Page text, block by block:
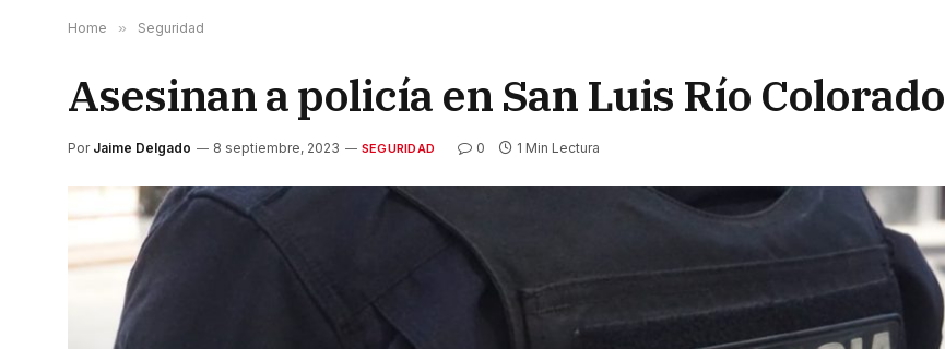
Home » Seguridad
Asesinan a policía en San Luis Río Colorado
Por Jaime Delgado 8 septiembre, 2023 SEGURIDAD 0 1 Min Lectura